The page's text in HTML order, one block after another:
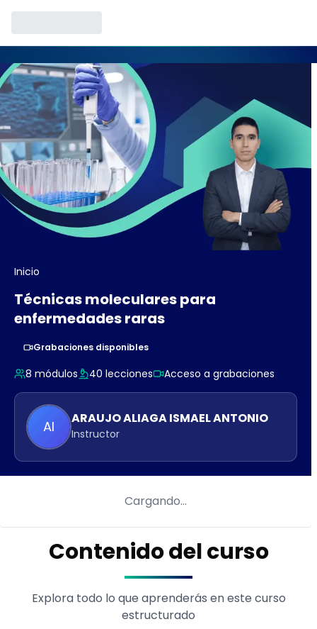
Contenido del curso
Explora todo lo que aprenderás en este curso
estructurado
Inicio
Técnicas moleculares para
enfermedades raras
Grabaciones disponibles
8 módulos 40 lecciones Acceso a grabaciones
AI ARAUJO ALIAGAISMAEL ANTONIO
Instructor
Cargando…